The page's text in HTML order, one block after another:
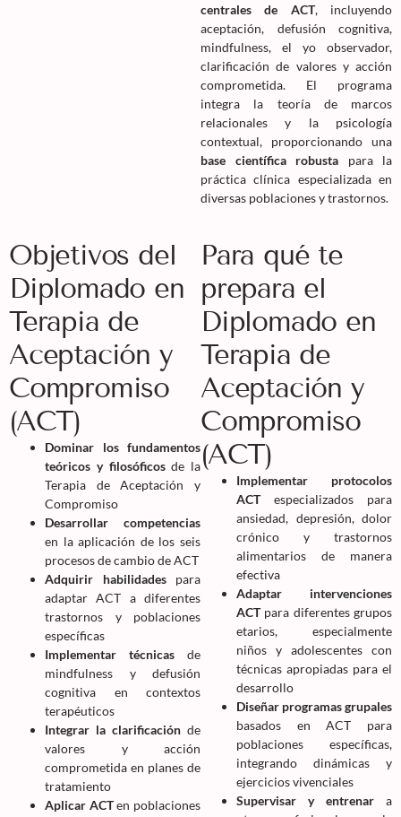
centrales de ACT, incluyendo
aceptación, defusión cognitiva,
mindfulness, el yo observador,
clarificación de valores y acción
comprometida. El programa
integra la teoría de marcos
relacionales y la psicología
contextual, proporcionando una
base científica robusta para la
práctica clínica especializada en
diversas poblaciones y trastornos.
Objetivos del
Diplomado en
Terapia de
Aceptación y
Compromiso
(ACT)
Dominar los fundamentos
teóricos y filosóficosde la
Terapia de Aceptación y
Compromiso
Desarrollar competencias
en la aplicación de los seis
procesos de cambio de ACT
Adquirir habilidadespara
adaptar ACT a diferentes
trastornos y poblaciones
específicas
Implementar técnicas de
mindfulness y defusión
cognitiva en contextos
terapéuticos
Integrar la clarificación de
valores y acción
comprometida en planes de
tratamiento
Aplicar ACTen poblaciones
Para qué te
prepara el
Diplomado en
Terapia de
Aceptación y
Compromiso
(ACT)
Implementar protocolos
ACTespecializados para
ansiedad, depresión, dolor
crónico y trastornos
alimentarios de manera
efectiva
Adaptar intervenciones
ACTpara diferentes grupos
etarios, especialmente
niños y adolescentes con
técnicas apropiadas para el
desarrollo
Diseñar programas grupales
basados en ACT para
poblaciones específicas,
integrando dinámicas y
ejercicios vivenciales
Supervisar y entrenar a